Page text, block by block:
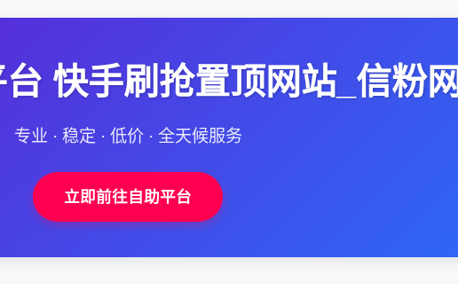
快手刷抢置顶网站_信粉网
专业 · 稳定 · 低价 · 全天候服务
立即前往自助平台